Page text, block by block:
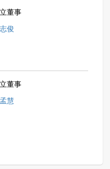
董事
俊
董事
慧